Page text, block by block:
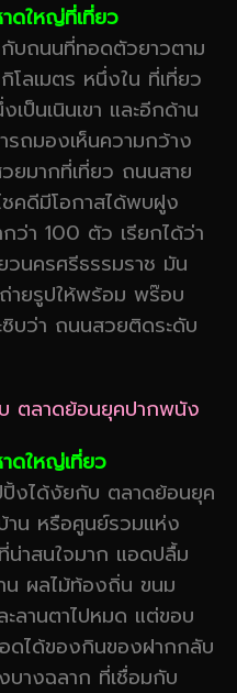
ดใหญ่ที่เที่ยว
บถนนที่ทอดตัวยาวตาม
โลเมตร หนึ่งใน ที่เที่ยว
ป็นเนินเขา และอีกด้าน
รถมองเห็นความกว้าง
ยมากที่เที่ยว ถนนสาย
คดีมีโอกาสได้พบฝูง
ว่า 100 ตัว เรียกได้ว่า
นครศรีธรรมราช มัน
ายรูปให้พร้อม พร๊อบ
บว่า ถนนสวยติดระดับ
ตลาดย้อนยุคปากพนัง
ดใหญ่เที่ยว
งได้งัยกับ ตลาดย้อนยุค
น หรือศูนย์รวมแห่ง
น่าสนใจมาก แอดปลื้ม
น ผลไม้ท้องถิ่น ขนม
ลานตาไปหมด แต่ขอบ
ดได้ของกินของฝากกลับ
บางฉลาก ที่เชื่อมกับ